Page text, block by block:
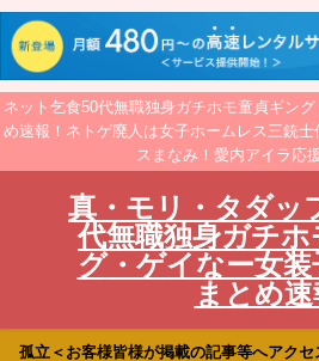
ネット乞食50代無職独身ガチホモ童貞ギン
め速報！ネトゲ廃人は女子ホームレス三銃
スまなみ！愛内アイラ応
真・モリ・タダッ
代無職独身ガチホ
グ・ゲイなー女
まとめ速
孤立＜お客様皆様が掲載の記事等へアク